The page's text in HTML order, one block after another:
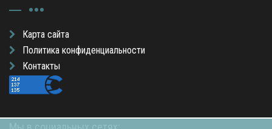
Карта сайта
Политика конфиденциальности
Контакты